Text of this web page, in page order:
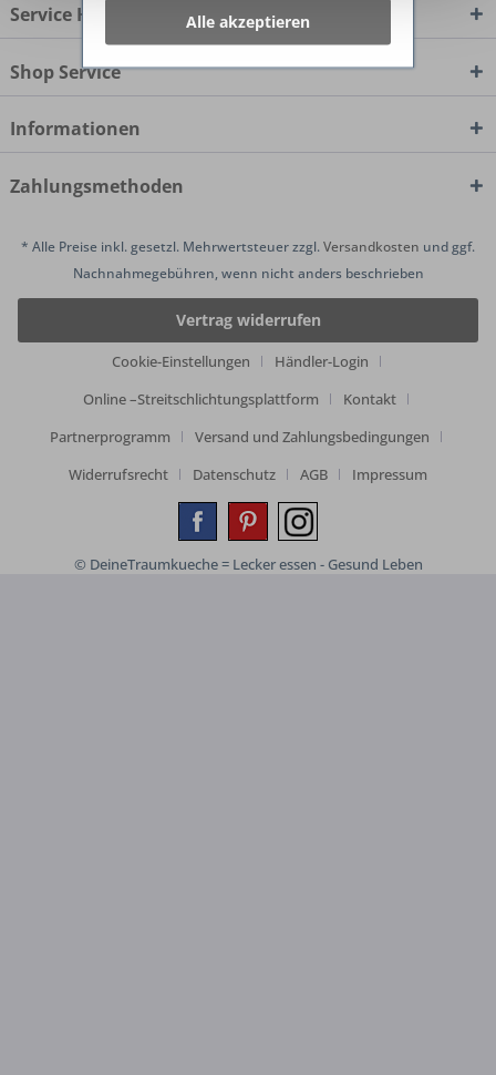
Service Hotline
Shop Service
Informationen
Zahlungsmethoden
* Alle Preise inkl. gesetzl. Mehrwertsteuer zzgl.Versandkosten und ggf.
Nachnahmegebühren, wenn nicht anders beschrieben
Vertrag widerrufen
Cookie-Einstellungen
Händler-Login
Online –Streitschlichtungsplattform
Kontakt
Partnerprogramm
Versand und Zahlungsbedingungen
Widerrufsrecht
Datenschutz AGB Impressum
© DeineTraumkueche = Lecker essen - Gesund Leben
Alle akzeptieren